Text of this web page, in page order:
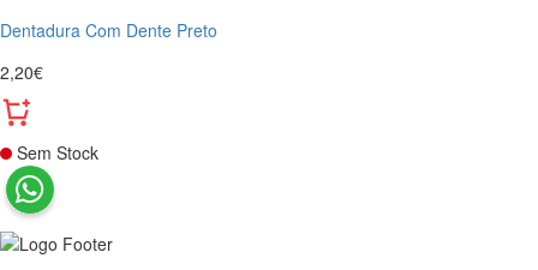
Dentadura Com Dente Preto
2,20€
Sem Stock